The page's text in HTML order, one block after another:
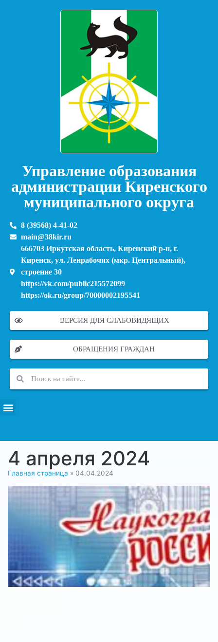
Управление образования
администрации Киренского
муниципального округа
8 (39568) 4-41-02
main@38kir.ru
666703 Иркутская область, Киренский р-н, г.
Киренск, ул. Ленрабочих (мкр. Центральный),
строение 30
https://vk.com/public215572099
https://ok.ru/group/70000002195541
ВЕРСИЯ ДЛЯ СЛАБОВИДЯЩИХ
ОБРАЩЕНИЯ ГРАЖДАН
4 апреля 2024
Главная страница » 04.04.2024